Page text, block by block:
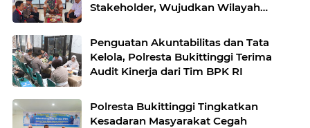
Stakeholder, Wujudkan Wilayah
Penguatan Akuntabilitas dan Tata
Kelola, Polresta Bukittinggi Terima
Audit Kinerja dari Tim BPK RI
Polresta Bukittinggi Tingkatkan
Kesadaran Masyarakat Cegah